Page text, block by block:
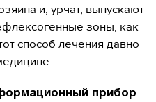
и, урчат, выпускают
зоны, как
способ лечения давно
прибор